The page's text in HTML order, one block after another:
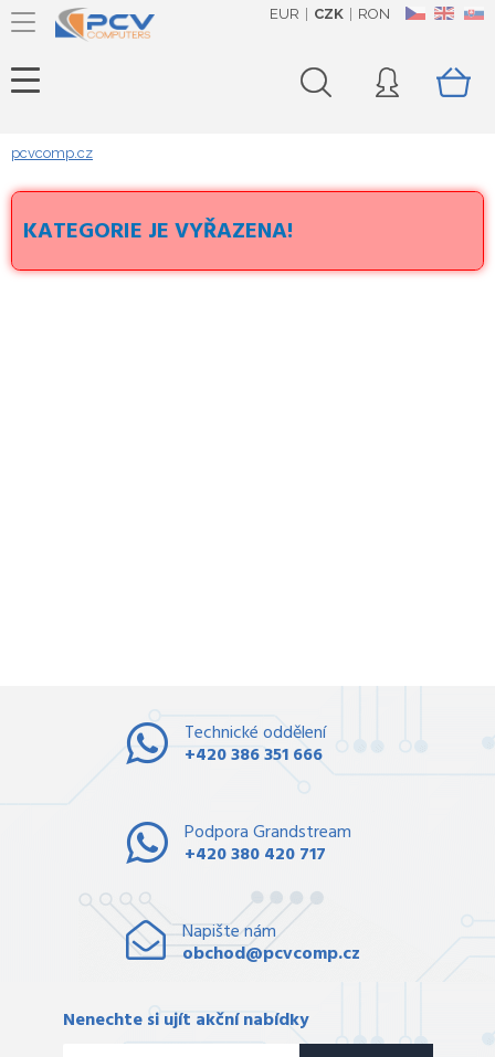
CZ EN SK
EUR CZK RON
pcvcomp.cz
KATEGORIE JE VYŘAZENA!
Technické oddělení
+420 386 351 666
Podpora Grandstream
+420 380 420 717
Napište nám
obchod@pcvcomp.cz
Nenechte si ujít akční nabídky